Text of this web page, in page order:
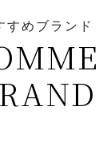
すめブランド